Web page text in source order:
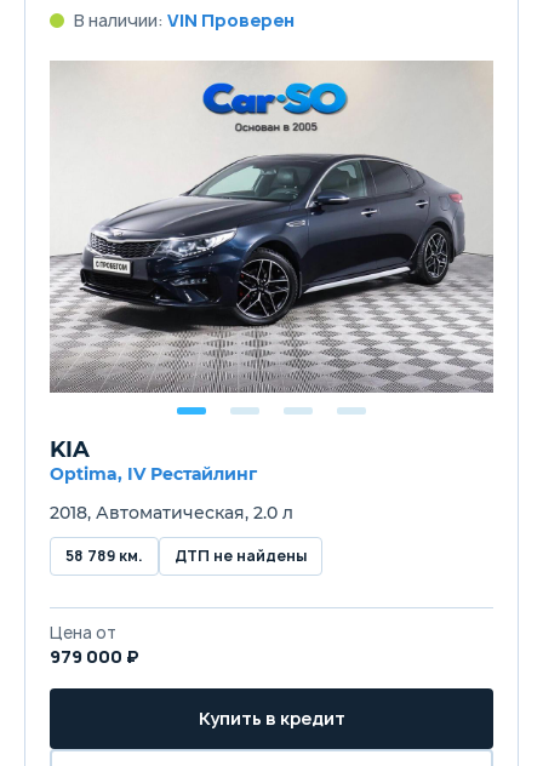
В наличии: VIN Проверен
KIA
Optima, IV Рестайлинг
2018, Автоматическая, 2.0 л
58 789 км. ДТП не найдены
Цена от
979 000 ₽
Купить в кредит